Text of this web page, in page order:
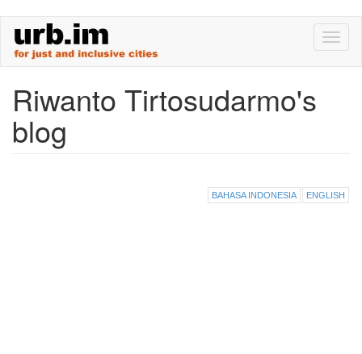
main
Riwanto Tirtosudarmo's
blog
BAHASA INDONESIA ENGLISH